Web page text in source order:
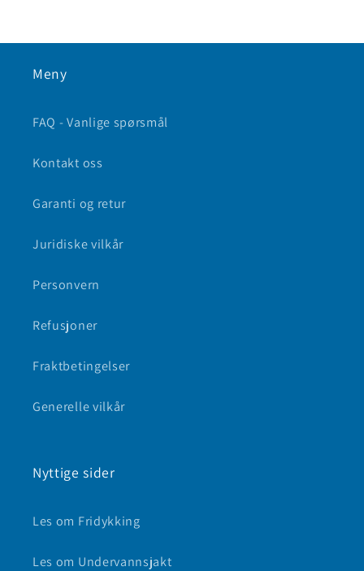
Meny
FAQ - Vanlige spørsmål
Kontakt oss
Garanti og retur
Juridiske vilkår
Personvern
Refusjoner
Fraktbetingelser
Generelle vilkår
Nyttige sider
Les om Fridykking
Les om Undervannsjakt